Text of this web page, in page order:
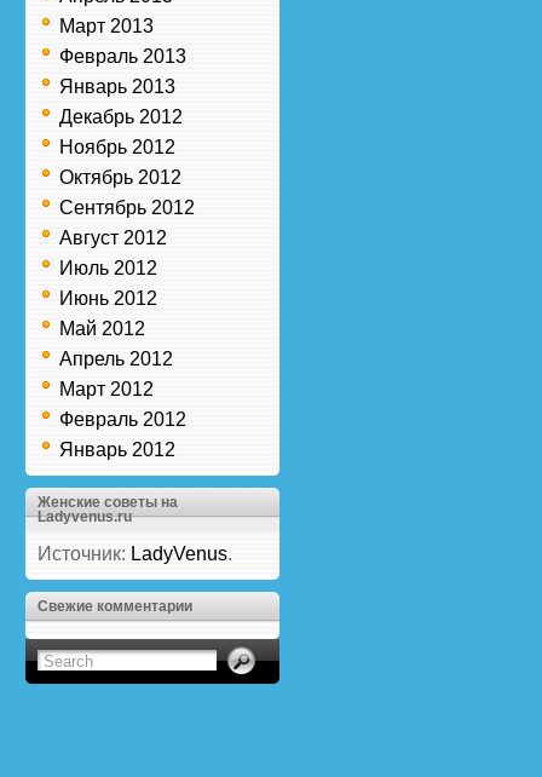
Март 2013
Февраль 2013
Январь 2013
Декабрь 2012
Ноябрь 2012
Октябрь 2012
Сентябрь 2012
Август 2012
Июль 2012
Июнь 2012
Май 2012
Апрель 2012
Март 2012
Февраль 2012
Январь 2012
Женские советы на
Ladyvenus.ru
Источник: LadyVenus.
Свежие комментарии